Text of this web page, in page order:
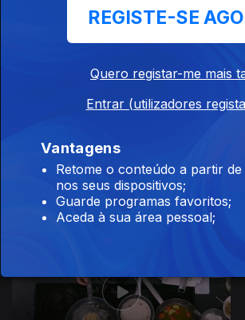
REGISTE-SE
Quero registar-me mais
Entrar (utilizadores
Vantagens
Retome o conteúdo a partir
nos seus dispositivos;
Guarde programas favoritos;
Aceda à sua área pessoal;